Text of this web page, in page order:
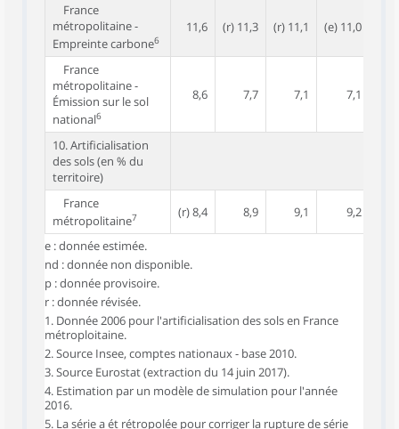
France
métropolitaine -
Empreinte carbone6
11,6 (r) 11,3 (r) 11,1 (e) 11,0
France
métropolitaine -
Émission sur le sol
national6
8,6 7,7 7,1 7,1
10. Artificialisation
des sols (en % du
territoire)
France
métropolitaine7 (r) 8,4 8,9 9,1 9,2
e : donnée estimée.
nd : donnée non disponible.
p : donnée provisoire.
r : donnée révisée.
1. Donnée 2006 pour l'artificialisation des sols en France
métroploitaine.
2. Source Insee, comptes nationaux - base 2010.
3. Source Eurostat (extraction du 14 juin 2017).
4. Estimation par un modèle de simulation pour l'année
2016.
5. La série a ét rétropolée pour corriger la rupture de série